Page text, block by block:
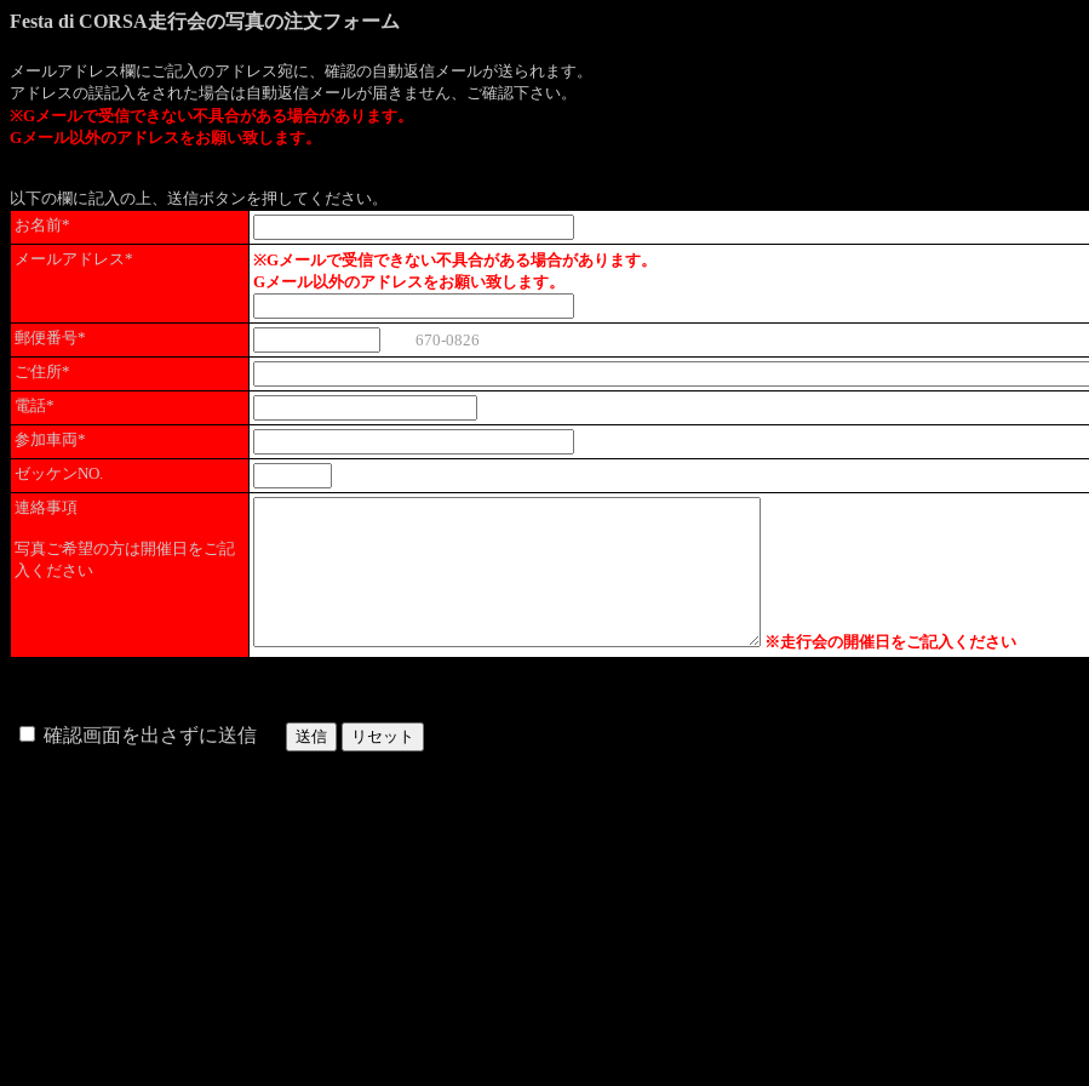
Festa di CORSA走行会の写真の注文フォーム
メールアドレス欄にご記入のアドレス宛に、確認の自動返信メールが送られます。
アドレスの誤記入をされた場合は自動返信メールが届きません、ご確認下さい。
※Gメールで受信できない不具合がある場合があります。
Gメール以外のアドレスをお願い致します。
以下の欄に記入の上、送信ボタンを押してください。
お名前*
メールアドレス*
※Gメールで受信できない不具合がある場合があります。
Gメール以外のアドレスをお願い致します。
郵便番号*
670-0826
ご住所*
電話*
参加車両*
ゼッケンNO.
連絡事項
写真ご希望の方は開催日をご記
入ください
※走行会の開催日をご記入ください
確認画面を出さずに送信